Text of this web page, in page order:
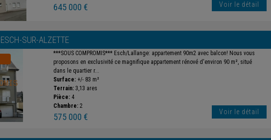
645 000 € Voir le détail
ESCH-SUR-ALZETTE
***SOUS COMPROMIS*** Esch/Lallange: appartement 90m2 avec balcon! Nous vous
proposons en exclusivité ce magnifique appartement rénové d'environ 90 m², situé
dans le quartier r...
Surface: +/- 83 m²
Terrain: 3,13 ares
Pièce: 4
Chambre: 2
575 000 € Voir le détail